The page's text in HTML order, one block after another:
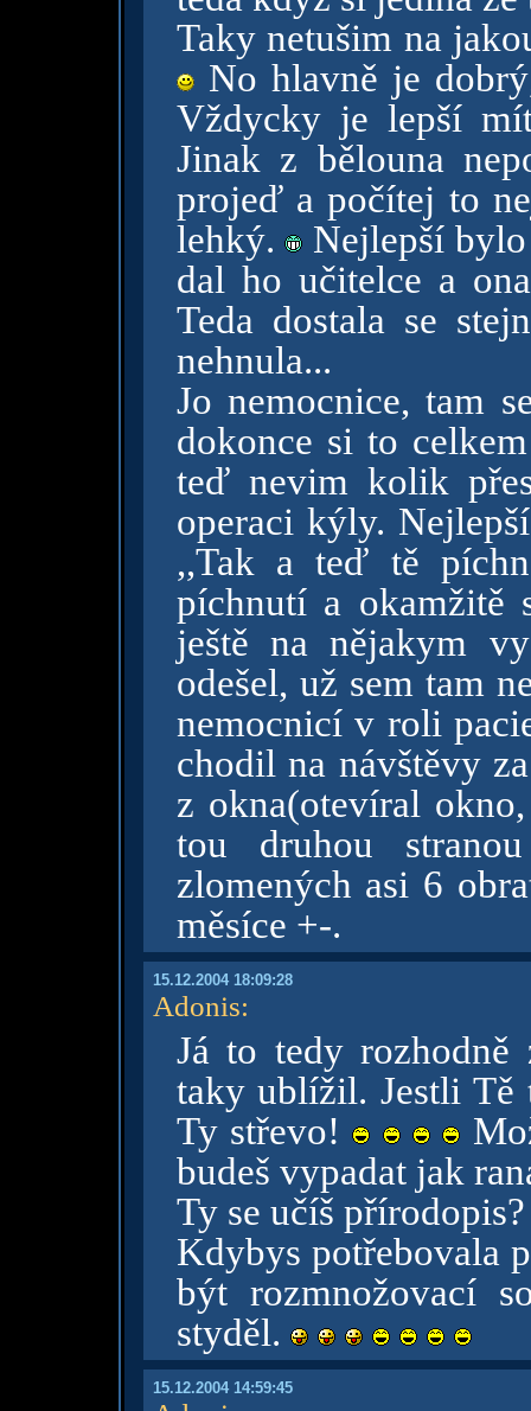
Taky netušim na
No hlavně je
Vždycky je lepší
Jinak z bělouna
projeď a počítej to
lehký.
Nejlepší
dal ho učitelce a
Teda dostala se
nehnula...
Jo nemocnice, tam
dokonce si to
teď nevim kolik
operaci kýly.
,,Tak a teď tě
píchnutí a okamžitě
ještě na nějakym
odešel, už sem tam
nemocnicí v roli
chodil na návštěvy
z okna(otevíral
tou druhou
zlomených asi 6
měsíce +-.
15.12.2004 18:09:28
Adonis:
Já to tedy rozhodně
taky ublížil. Jestli Tě
Ty střevo!
budeš vypadat jak
Ty se učíš
Kdybys potřebovala
být rozmnožovací
styděl.
15.12.2004 14:59:45